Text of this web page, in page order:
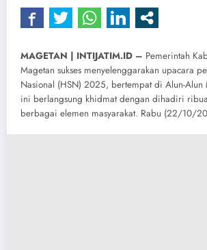
MAGETAN | INTIJATIM.ID – Pemerintah
Magetan sukses menyelenggarakan upacara
Nasional (HSN) 2025, bertempat di Alun-Alun
ini berlangsung khidmat dengan dihadiri
berbagai elemen masyarakat. Rabu (22/10/